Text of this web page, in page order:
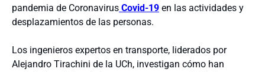
pandemia de Coronavirus Covid-19 en las actividades y
desplazamientos de las personas.
Los ingenieros expertos en transporte, liderados por
Alejandro Tirachini de la UCh, investigan cómo han